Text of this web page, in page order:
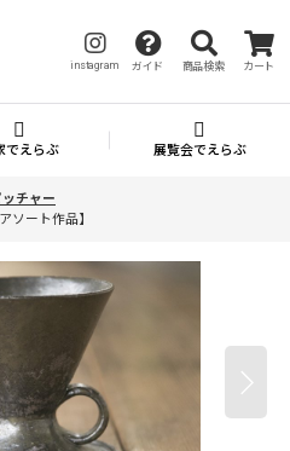
instagram ガイド 商品検索 カート
でえらぶ 展覧会でえらぶ
ッチャー
ート作品】